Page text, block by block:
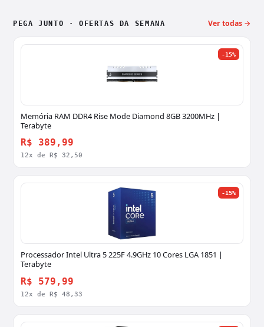
PEGA JUNTO · OFERTAS DA SEMANA Ver todas →
-15%
Memória RAM DDR4 Rise Mode Diamond 8GB 3200MHz |
Terabyte
R$ 389,99
12x de R$ 32,50
-15%
Processador Intel Ultra 5 225F 4.9GHz 10 Cores LGA 1851 |
Terabyte
R$ 579,99
12x de R$ 48,33